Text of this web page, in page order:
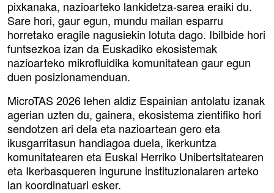
pixkanaka, nazioarteko lankidetza-sarea eraiki du.
Sare hori, gaur egun, mundu mailan esparru
horretako eragile nagusiekin lotuta dago. Ibilbide hori
funtsezkoa izan da Euskadiko ekosistemak
nazioarteko mikrofluidika komunitatean gaur egun
duen posizionamenduan.
MicroTAS 2026 lehen aldiz Espainian antolatu izanak
agerian uzten du, gainera, ekosistema zientifiko hori
sendotzen ari dela eta nazioartean gero eta
ikusgarritasun handiagoa duela, ikerkuntza
komunitatearen eta Euskal Herriko Unibertsitatearen
eta Ikerbasqueren ingurune instituzionalaren arteko
lan koordinatuari esker.